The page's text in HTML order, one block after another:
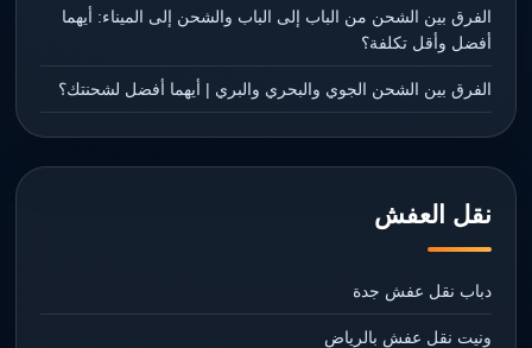
الفرق بين الشحن من الباب إلى الباب والشحن إلى الميناء: أيهما
أفضل وأقل تكلفة؟
الفرق بين الشحن الجوي والبحري والبري | أيهما أفضل لشحنتك؟
نقل العفش
دباب نقل عفش جدة
ونيت نقل عفش بالرياض